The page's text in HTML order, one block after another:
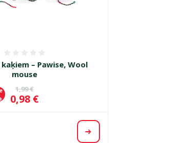
– Pawise, Wool
mouse
Oriģinālā cena
1,99 €
Cena
0,98 €
Apskatīt